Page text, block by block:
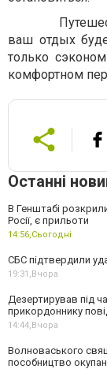
ваш отдых
только
комфортном
Останні
В Генштабі
Росії, є прильоти
14:56,Сьогодні
СБС підтвердили
19:31,Вчора
Дезертирував під
прикордоннику
14:44,Вчора
Волноваського
пособництво